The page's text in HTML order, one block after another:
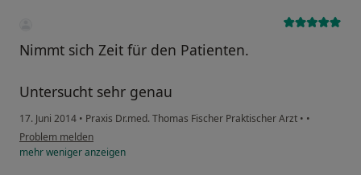
Nimmt sich Zeit für den Patienten.
Untersucht sehr genau
17. Juni 2014 • Praxis Dr.med. Thomas Fischer Praktischer Arzt • •
Problem melden
mehrwenigeranzeigen